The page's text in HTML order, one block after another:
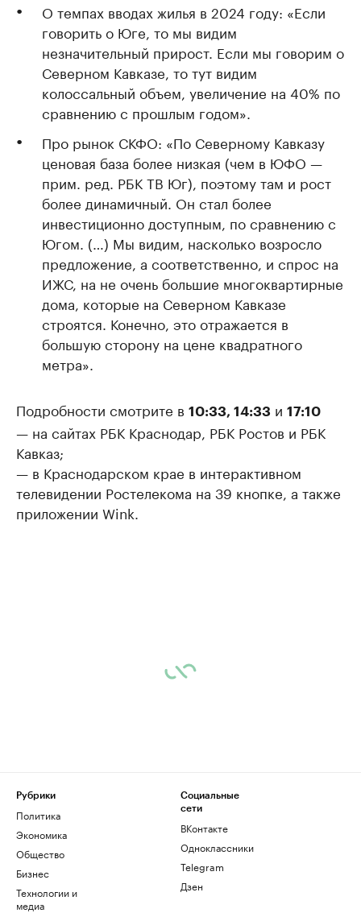
О темпах вводах жилья в 2024 году: «Если
говорить о Юге, то мы видим
незначительный прирост. Если мы говорим о
Северном Кавказе, то тут видим
колоссальный объем, увеличение на 40% по
сравнению с прошлым годом».
Про рынок СКФО: «По Северному Кавказу
ценовая база более низкая (чем в ЮФО —
прим. ред. РБК ТВ Юг), поэтому там и рост
более динамичный. Он стал более
инвестиционно доступным, по сравнению с
Югом. (…) Мы видим, насколько возросло
предложение, а соответственно, и спрос на
ИЖС, на не очень большие многоквартирные
дома, которые на Северном Кавказе
строятся. Конечно, это отражается в
большую сторону на цене квадратного
метра».
Подробности смотрите в 10:33, 14:33 и 17:10
— на сайтах РБК Краснодар, РБК Ростов и РБК
Кавказ;
— в Краснодарском крае в интерактивном
телевидении Ростелекома на 39 кнопке, а также
приложении Wink.
Рубрики
Политика
Экономика
Общество
Бизнес
Технологии и
медиа
Социальные
сети
ВКонтакте
Одноклассники
Telegram
Дзен